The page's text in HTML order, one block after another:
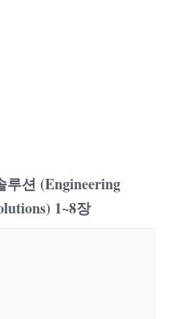
루션 (Engineering
1~8장